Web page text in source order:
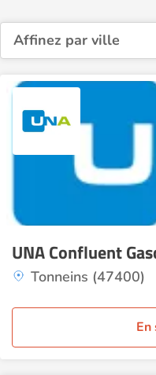
Affinez par ville
UNA Confluent
Tonneins (47400)
En